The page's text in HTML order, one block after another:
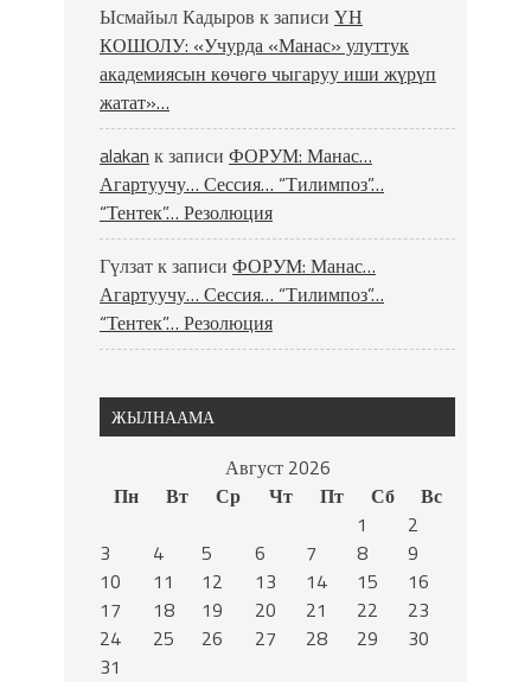
Ысмайыл Кадыров к записи ҮН
КОШОЛУ: «Учурда «Манас» улуттук
академиясын көчөгө чыгаруу иши жүрүп
жатат»…
alakan к записи ФОРУМ: Манас…
Агартуучу… Сессия… “Тилимпоз”…
“Тентек”… Резолюция
Гүлзатк записи ФОРУМ: Манас…
Агартуучу… Сессия… “Тилимпоз”…
“Тентек”… Резолюция
ЖЫЛНААМА
Август 2026
Пн
Вт Ср Чт Пт Сб
Вс
1
2
3
4 5 6 7 8
9
10
11 12 13 14 15
16
17
18 19 20 21 22
23
24
25 26 27 28 29
30
31